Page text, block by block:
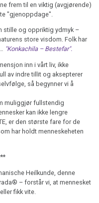
frem til en viktig (avgjørende)
"gjenoppdage".
stille og oppriktig ydmyk –
store visdom. Folk har
"Konkachila – Bestefar".
inn i vårt liv, ikke
av indre tillit og aksepterer
så begynner vi å
muliggjør fullstendig
kan ikke lengre
er den største fare for de
har holdt menneskeheten
Heilkunde, denne
– forstår vi, at mennesket
fikk vite.